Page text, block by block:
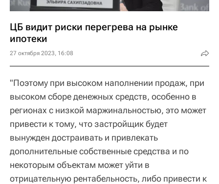
ЦБ видит риски перегрева на рынке
ипотеки
27 октября 2023, 16:08
"Поэтому при высоком наполнении продаж, при
высоком сборе денежных средств, особенно в
регионах с низкой маржинальностью, это может
привести к тому, что застройщик будет
вынужден достраивать и привлекать
дополнительные собственные средства и по
некоторым объектам может уйти в
отрицательную рентабельность, либо привести к